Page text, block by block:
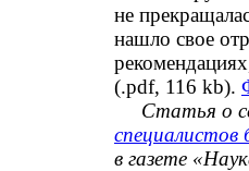
не
нашло свое
(.pdf, 116 kb).
Статья о
специалистов
в газете